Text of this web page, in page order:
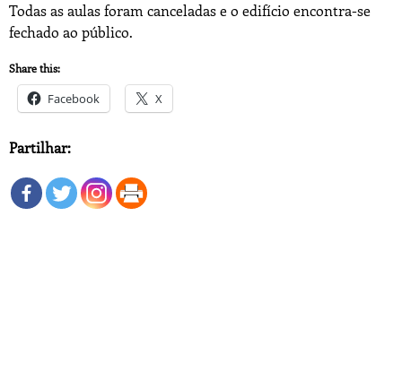
Todas as aulas foram canceladas e o edifício encontra-se
fechado ao público.
Share this:
Facebook X
Partilhar: